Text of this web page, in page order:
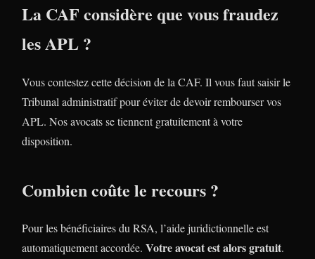
La CAF considère que vous fraudez
les APL ?
Vous contestez cette décision de la CAF. Il vous faut saisir le
Tribunal administratif pour éviter de devoir rembourser vos
APL. Nos avocats se tiennent gratuitement à votre
disposition.
Combien coûte le recours ?
Pour les bénéficiaires du RSA, l’aide juridictionnelle est
automatiquement accordée. Votre avocat est alors gratuit.